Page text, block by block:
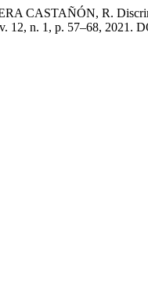
CASTAÑÓN, R.
12, n. 1, p. 57–68, 2021.